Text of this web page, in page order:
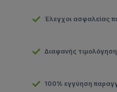
Έλεγχοι ασφαλείας
Διαφανής τιμολόγηση
100% εγγύηση